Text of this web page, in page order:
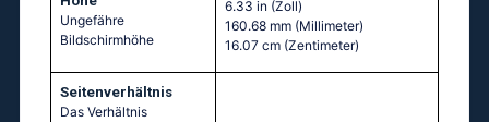
Ungefähre
Bildschirmhöhe
6.33 in (Zoll)
160.68 mm (Millimeter)
16.07 cm (Zentimeter)
Seitenverhältnis
Das Verhältnis